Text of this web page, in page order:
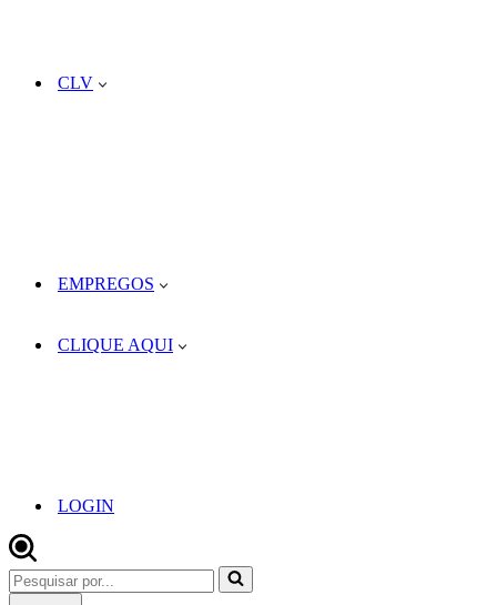
CLV
EMPREGOS
CLIQUE AQUI
LOGIN
Pesquisar
por...